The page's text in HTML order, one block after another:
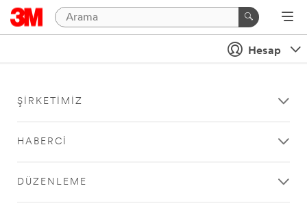
Hesap
ŞIRKETIMIZ
HABERCI
DÜZENLEME